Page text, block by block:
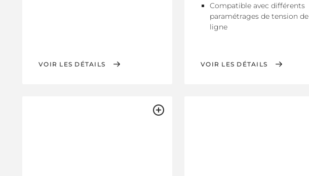
VOIR LES DÉTAILS
Compatible avec différents
paramétrages de tension de
ligne
VOIR LES DÉTAILS